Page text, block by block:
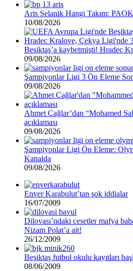
Aris Selanik Hangi Takım:
10/08/2026
Beşiktaş’a kaybetmişti! Hradec
09/08/2026
Şampiyonlar Ligi 3 Ön Eleme
09/08/2026
Ahmet Çağlar’dan “Mohamed
açıklaması
09/08/2026
Şampiyonlar Ligi Ön Eleme:
Kanalda
09/08/2026
Enver Karabulut’tan şok iddialar
16/07/2009
Dilovası’ndaki cesetler mafya
Nizam Polat’a ait!
26/12/2009
Beşiktaş futbol okulu kayıtları
08/06/2009